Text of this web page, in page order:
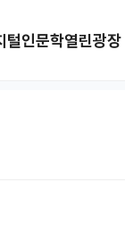
털인문학열린광장